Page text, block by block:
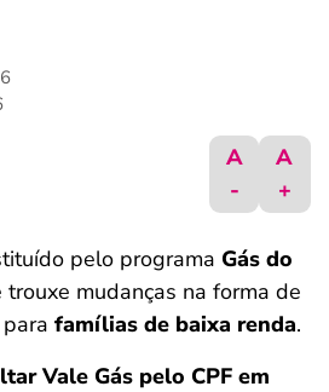
A
-
A
+
pelo programa Gás do
mudanças na forma de
famílias de baixa renda.
Vale Gás pelo CPF em